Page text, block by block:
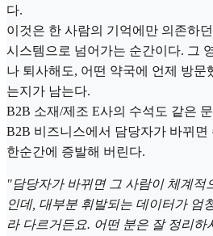
다.
이것은 한 사람의 기억에만 의존하
시스템으로 넘어가는 순간이다. 그
나 퇴사해도, 어떤 약국에 언제 방문
는지가 남는다.
B2B 소재/제조 E사의 수석도 같은
B2B 비즈니스에서 담당자가 바뀌
한순간에 증발해 버린다.
"담당자가 바뀌면 그 사람이 체계적
인데, 대부분 휘발되는 데이터가 엄
라 다르거든요. 어떤 분은 잘 정리